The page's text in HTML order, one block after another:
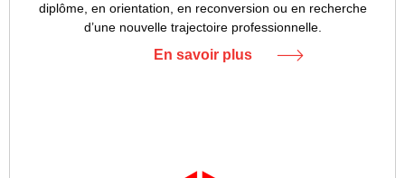
diplôme, en orientation, en reconversion ou en recherche
d’une nouvelle trajectoire professionnelle.
En savoir plus